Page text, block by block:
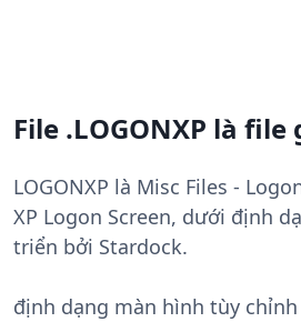
File .LOGONXP là file
LOGONXP là Misc Files -
XP Logon Screen, dưới định
triển bởi Stardock.
định dạng màn hình tùy